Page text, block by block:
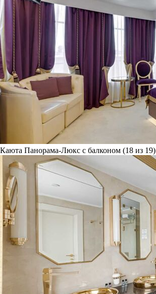
Каюта Панорама-Люкс с балконом (18 из 19)